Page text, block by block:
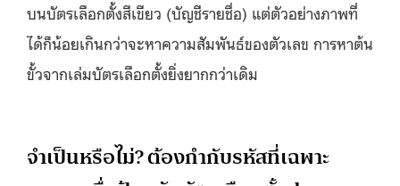
บนบัตรเลือกตั้งสีเขียว (บัญชีรายชื่อ) แต่ตัวอย่างภาพที่
ได้ก็น้อยเกินกว่าจะหาความสัมพันธ์ของตัวเลข การหาต้น
ขั้วจากเล่มบัตรเลือกตั้งยิ่งยากกว่าเดิม
จำเป็นหรือไม่? ต้องกำกับรหัสที่เฉพาะ